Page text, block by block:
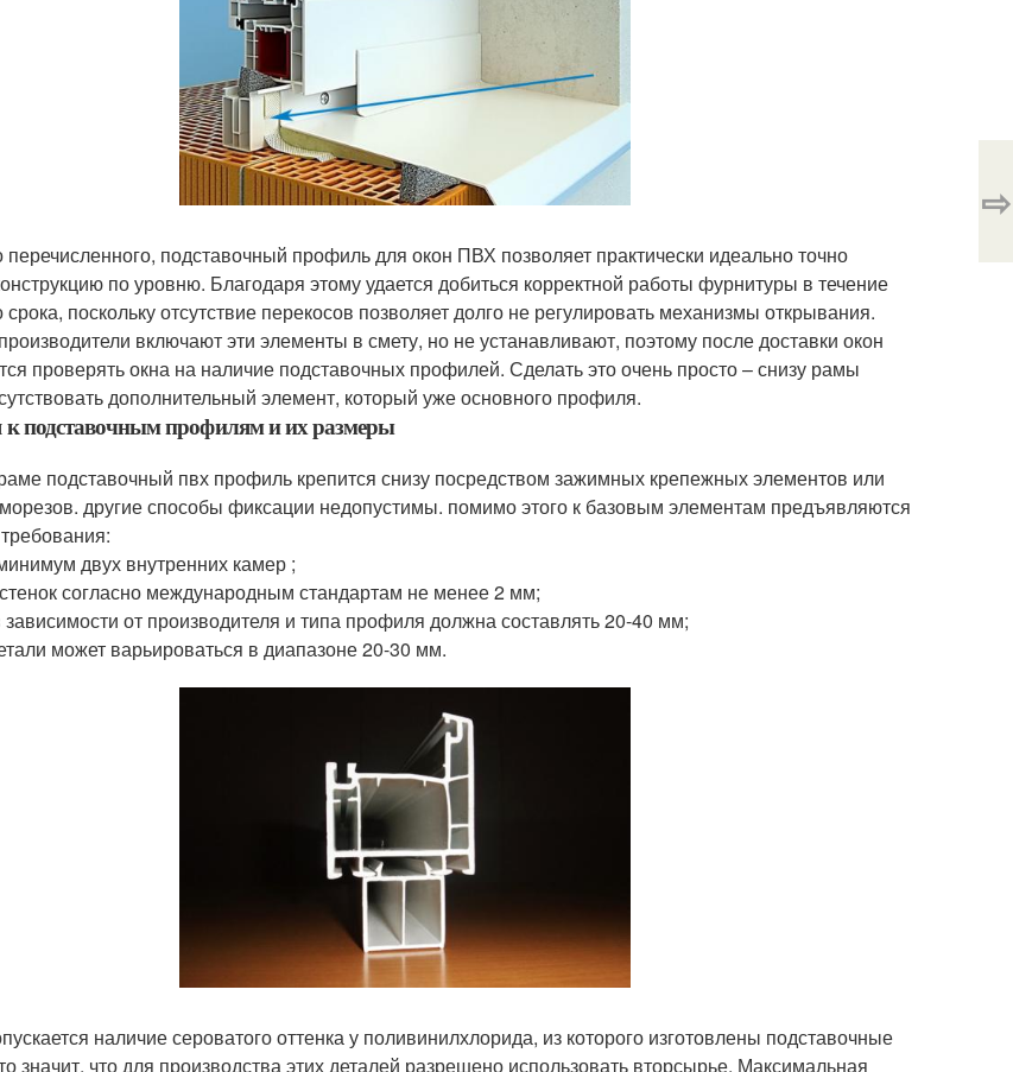
перечисленного, подставочный профиль для окон ПВХ позволяет практически идеально точно
по уровню. Благодаря этому удается добиться корректной работы фурнитуры в течение
срока, поскольку отсутствие перекосов позволяет долго не регулировать механизмы открывания.
включают эти элементы в смету, но не устанавливают, поэтому после доставки окон
проверять окна на наличие подставочных профилей. Сделать это очень просто – снизу рамы
дополнительный элемент, который уже основного профиля.
к подставочным профилям и их размеры
подставочный пвх профиль крепится снизу посредством зажимных крепежных элементов или
другие способы фиксации недопустимы. помимо этого к базовым элементам предъявляются
двух внутренних камер ;
согласно международным стандартам не менее 2 мм;
от производителя и типа профиля должна составлять 20-40 мм;
может варьироваться в диапазоне 20-30 мм.
наличие сероватого оттенка у поливинилхлорида, из которого изготовлены подставочные
значит, что для производства этих деталей разрешено использовать вторсырье. Максимальная
⇨